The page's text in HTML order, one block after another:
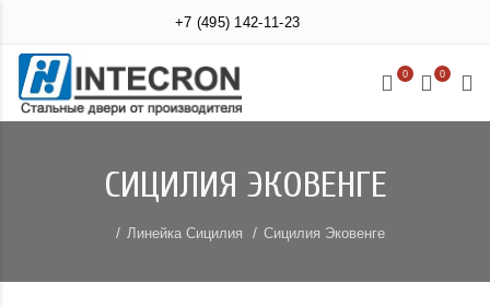
+7 (495) 142-11-23
0 0
СИЦИЛИЯ ЭКОВЕНГЕ
Линейка Сицилия Сицилия Эковенге